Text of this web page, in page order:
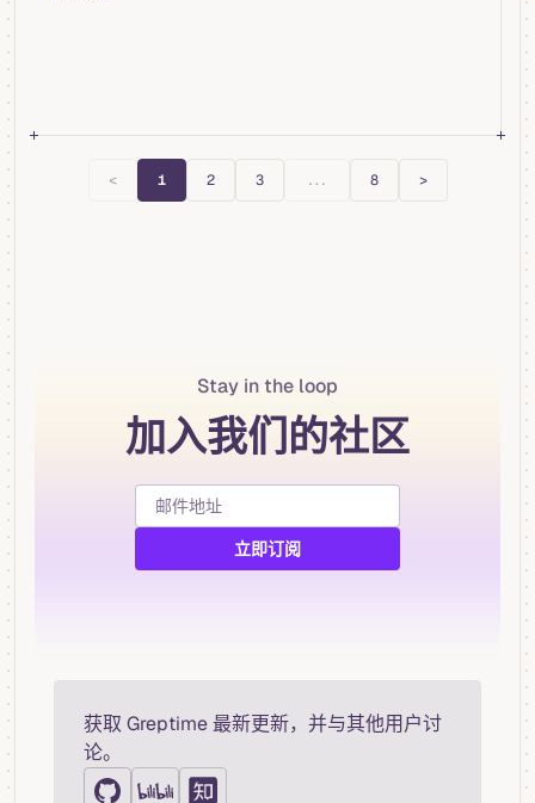
< 1 2 3 ... 8 >
Stay in the loop
加入我们的社区
获取 Greptime 最新更新，并与其他用户讨
论。